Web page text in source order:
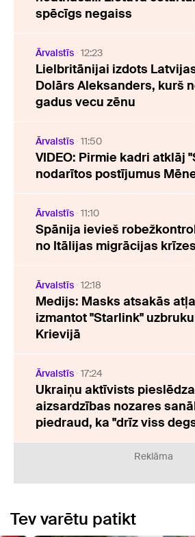
spēcīgs negaiss
Ārvalstīs 12:23
Lielbritānijai izdots
Dolārs Aleksanders, kurš
gadus vecu zēnu
Ārvalstīs 11:50
VIDEO: Pirmie kadri atklāj
nodarītos postījumus
Ārvalstīs 11:10
Spānija ievieš
no Itālijas migrācijas
Ārvalstīs 12:18
Medijs: Masks atsakās
izmantot "Starlink"
Krievijā
Ārvalstīs 17:24
Ukraiņu aktīvists
aizsardzības nozares
piedraud, ka "drīz viss
Reklāma
Tev varētu patikt